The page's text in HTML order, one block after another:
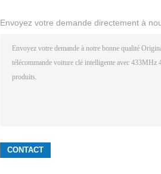
Envoyez votre demande directement à